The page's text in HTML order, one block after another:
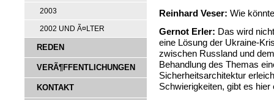
2003
2002 UND Ã¤LTER
REDEN
VERÃ¶FFENTLICHUNGEN
KONTAKT
Reinhard Veser: Wie
Gernot Erler: Das wird
eine Lösung der Ukraine-
zwischen Russland und
Behandlung des Themas
Sicherheitsarchitektur
Schwierigkeiten, gibt es